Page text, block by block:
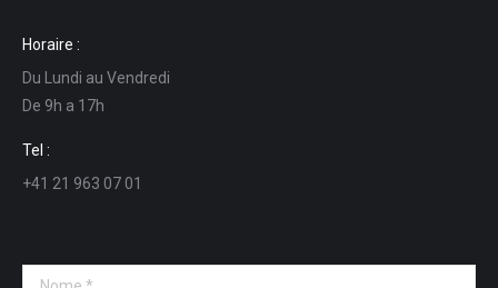
opens
in
new
window
opens
in
new
in
opens
Horaire :
Du Lundi au Vendredi
De 9h a 17h
Tel :
+41 21 963 07 01
Nome *